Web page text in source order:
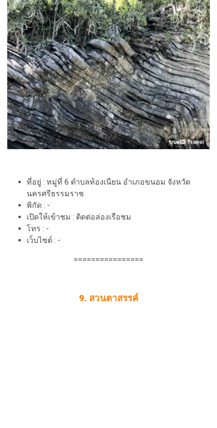
ที่อยู่ : หมู่ที่ 6 ตำบลท้องเนียน อำเภอขนอม จังหวัด
นครศรีธรรมราช
พิกัด : -
เปิดให้เข้าชม : ติดต่อล่องเรือชม
โทร : -
เว็บไซต์ : -
================
9. สวนตาสรรค์